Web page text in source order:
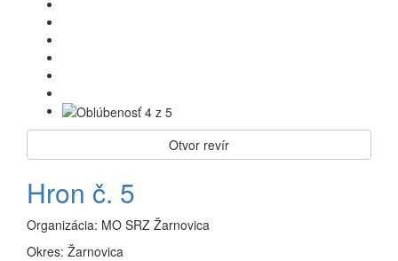
Otvor revír
Hron č. 5
Organizácia: MO SRZ Žarnovica
Okres: Žarnovica